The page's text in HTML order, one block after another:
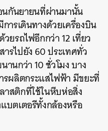
นกันยายนที่ผ่านมานั้น
ารเดินทางด้วยเครื่องบิน
ยรถไฟอีกกว่า 12 เที่ยว
รไปยัง 60 ประเทศทั่ว
านกว่า 10 ชั่วโมง บาง
ผลิตกระแสไฟฟ้า มีขยะที่
าสติกที่ใช้ในหีบห่อสิ่ง
บตเตอรีทั้งกล้องหรือ